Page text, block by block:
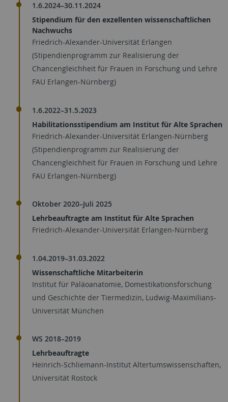
1.6.2024–30.11.2024
Stipendium für den exzellenten wissenschaftlichen
Nachwuchs
Friedrich-Alexander-Universität Erlangen
(Stipendienprogramm zur Realisierung der
Chancengleichheit für Frauen in Forschung und Lehre
FAU Erlangen-Nürnberg)
1.6.2022–31.5.2023
Habilitationsstipendium am Institut für Alte Sprachen
Friedrich-Alexander-Universität Erlangen-Nürnberg
(Stipendienprogramm zur Realisierung der
Chancengleichheit für Frauen in Forschung und Lehre
FAU Erlangen-Nürnberg)
Oktober 2020–Juli 2025
Lehrbeauftragte am Institut für Alte Sprachen
Friedrich-Alexander-Universität Erlangen-Nürnberg
1.04.2019–31.03.2022
Wissenschaftliche Mitarbeiterin
Institut für Paläoanatomie, Domestikationsforschung
und Geschichte der Tiermedizin, Ludwig-Maximilians-
Universität München
WS 2018–2019
Lehrbeauftragte
Heinrich-Schliemann-Institut Altertumswissenschaften,
Universität Rostock